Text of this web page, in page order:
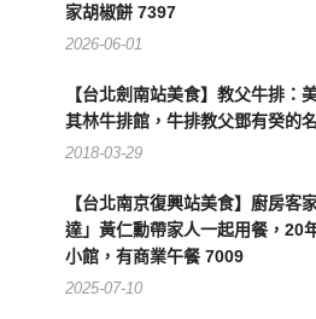
家胡椒餅 7397
2026-06-01
【台北劍南站美食】教父牛排：
其林牛排館，牛排教父鄧有癸的
2018-03-29
【台北南京復興站美食】廚房客
達」黃仁勳帶家人一起用餐，20
小館，有商業午餐 7009
2025-07-10